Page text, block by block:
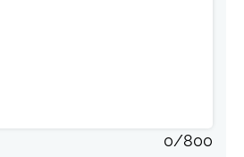
0/800